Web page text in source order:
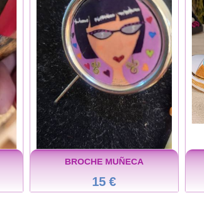
BROCHE MUÑECA
15 €